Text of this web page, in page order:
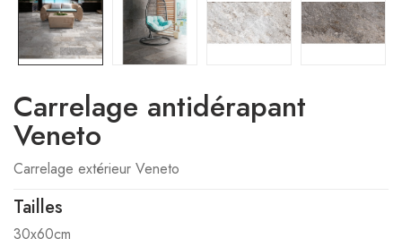
Carrelage antidérapant
Veneto
Carrelage extérieur Veneto
Tailles
30x60cm